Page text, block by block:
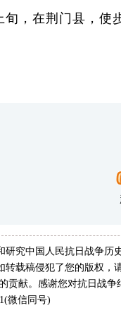
在荆门县，使步
研究中国人民抗日战争
载稿侵犯了您的版权
献。感谢您对抗日战争
微信同号)